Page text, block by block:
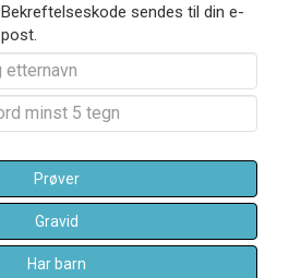
Bekreftelseskode sendes til din e-
post.
Prøver
Gravid
Har barn